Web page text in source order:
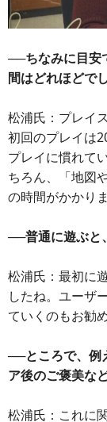
──ちなみに目安
間はどれほどで
松浦氏：プレイ
初回のプレイは
プレイに慣れて
ちろん、「地図
の時間がかかりま
──普通に遊ぶと
松浦氏：最初に
したね。ユーザ
ていくのもお勧め
──ところで、例
ア後のご褒美な
松浦氏：これに